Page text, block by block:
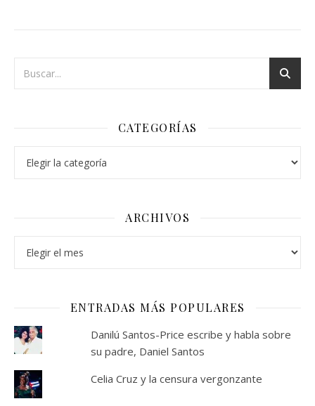
CATEGORÍAS
ARCHIVOS
ENTRADAS MÁS POPULARES
Danilú Santos-Price escribe y habla sobre
su padre, Daniel Santos
Celia Cruz y la censura vergonzante